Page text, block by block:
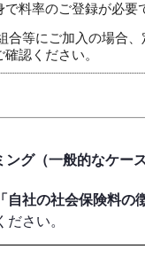
料率のご登録が必要
等にご加入の場合
認ください。
グ（一般的なケース
「自社の社会保険料の
さい。